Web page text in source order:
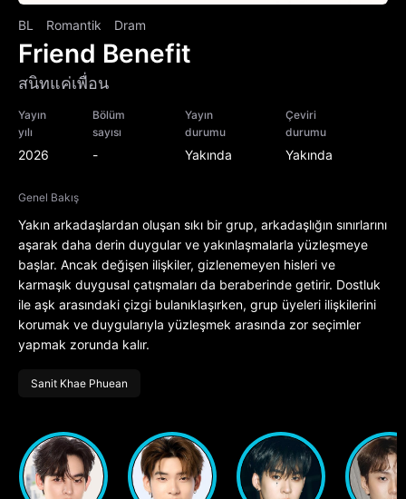
BL Romantik Dram
Friend Benefit
สนิทแค่เพื่อน
Yayın
yılı
2026
Bölüm
sayısı
-
Yayın
durumu
Yakında
Çeviri
durumu
Yakında
Genel Bakış
Yakın arkadaşlardan oluşan sıkı bir grup, arkadaşlığın sınırlarını
aşarak daha derin duygular ve yakınlaşmalarla yüzleşmeye
başlar. Ancak değişen ilişkiler, gizlenemeyen hisleri ve
karmaşık duygusal çatışmaları da beraberinde getirir. Dostluk
ile aşk arasındaki çizgi bulanıklaşırken, grup üyeleri ilişkilerini
korumak ve duygularıyla yüzleşmek arasında zor seçimler
yapmak zorunda kalır.
Sanit Khae Phuean